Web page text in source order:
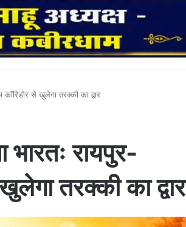
कॉरिडोर से खुलेगा तरक्की का द्वार
रायपुर-
तरक्की का द्वार